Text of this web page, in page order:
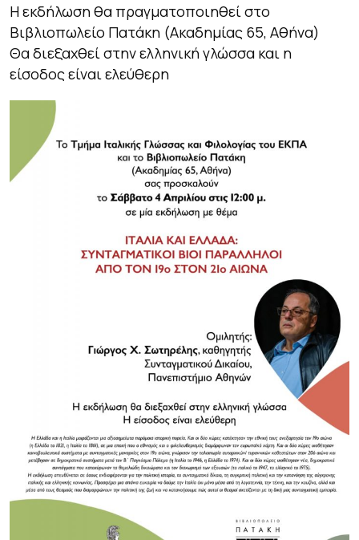
Η εκδήλωση θα πραγματοποιηθεί στο
Βιβλιοπωλείο Πατάκη (Ακαδημίας 65, Αθήνα)
Θα διεξαχθεί στην ελληνική γλώσσα και η
είσοδος είναι ελεύθερη